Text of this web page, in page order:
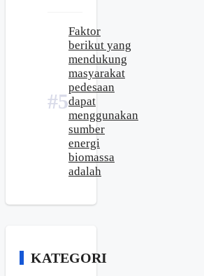
Faktor
berikut yang
mendukung
masyarakat
pedesaan
dapat
menggunakan
sumber
energi
biomassa
adalah
KATEGORI